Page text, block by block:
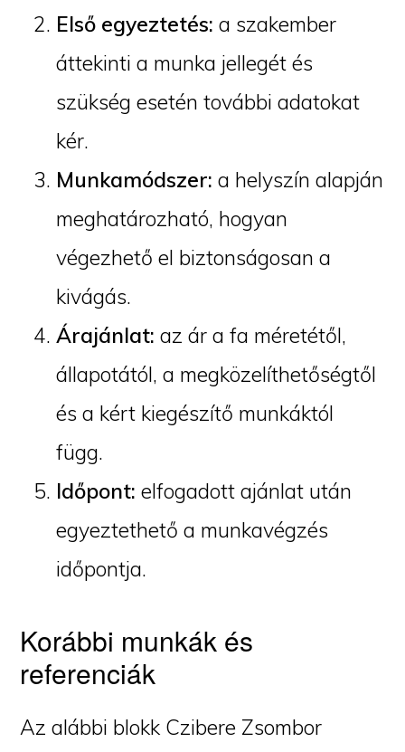
Első egyeztetés: a szakember
áttekinti a munka jellegét és
szükség esetén további adatokat
kér.
Munkamódszer: a helyszín alapján
meghatározható, hogyan
végezhető el biztonságosan a
kivágás.
Árajánlat: az ár a fa méretétől,
állapotától, a megközelíthetőségtől
és a kért kiegészítő munkáktól
függ.
Időpont: elfogadott ajánlat után
egyeztethető a munkavégzés
időpontja.
Korábbi munkák és
referenciák
Az alábbi blokk Czibere Zsombor